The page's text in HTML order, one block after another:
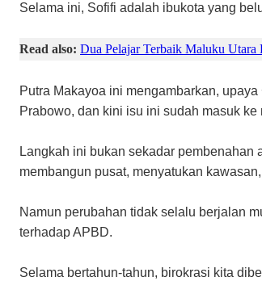
Selama ini, Sofifi adalah ibukota yang
Read also: Dua Pelajar Terbaik Maluku Utara
Putra Makayoa ini mengambarkan,
Prabowo, dan kini isu ini sudah masuk
Langkah ini bukan sekadar pembenahan
membangun pusat, menyatukan
Namun perubahan tidak selalu berjalan
terhadap APBD.
Selama bertahun-tahun, birokrasi kita